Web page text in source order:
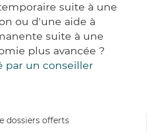
suite à une
ou d'une aide à
suite à une
plus avancée ?
par un conseiller